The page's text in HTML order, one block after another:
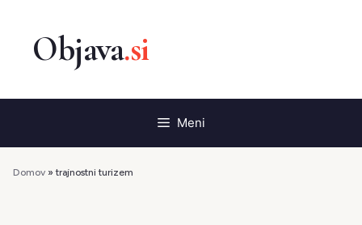
vsebino
Meni
Domov »trajnostni turizem